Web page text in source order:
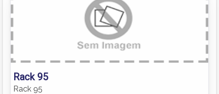
Rack 95
Rack 95